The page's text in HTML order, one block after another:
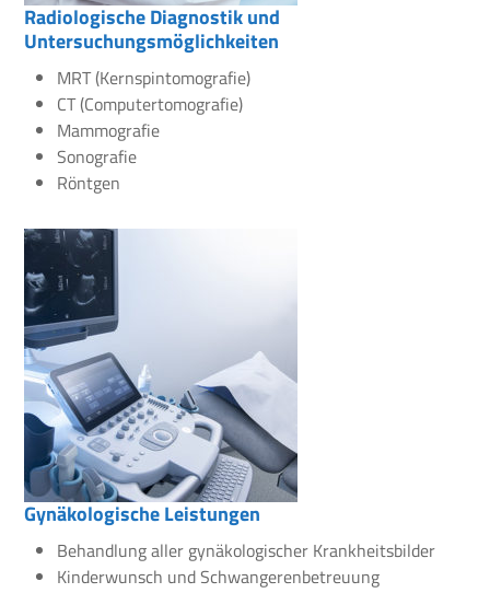
Radiologische Diagnostik und
Untersuchungsmöglichkeiten
MRT (Kernspintomografie)
CT (Computertomografie)
Mammografie
Sonografie
Röntgen
Gynäkologische Leistungen
Behandlung aller gynäkologischer Krankheitsbilder
Kinderwunsch und Schwangerenbetreuung